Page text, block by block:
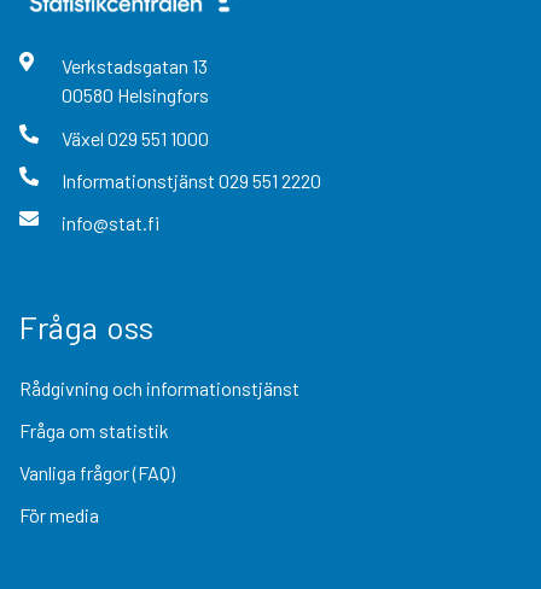
Verkstadsgatan 13
00580 Helsingfors
Växel 029 551 1000
Informationstjänst 029 551 2220
info@stat.fi
Fråga oss
Rådgivning och informationstjänst
Fråga om statistik
Vanliga frågor (FAQ)
För media